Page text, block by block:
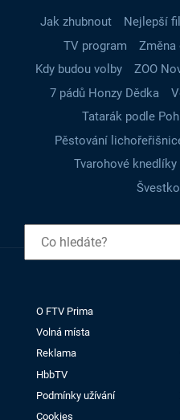
Jak zhubnout Nejlepší
TV program
Změna
Kdy budou volby
ZOO
7 pádů Honzy Dědka
Tatarák podle
Pěstování
Tvarohové knedlíky
O FTV Prima
Volná místa
Reklama
HbbTV
Podmínky užívání
Cookies